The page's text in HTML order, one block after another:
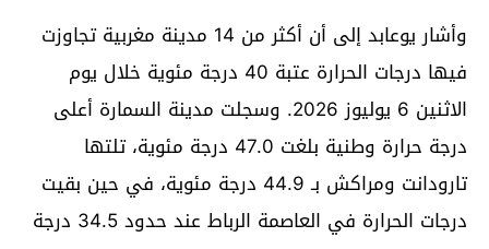
وأشار يوعابد إلى أن أكثر من 14 مدينة مغربية تجاوزت
فيها درجات الحرارة عتبة 40 درجة مئوية خلال يوم
الاثنين 6 يوليوز 2026. وسجلت مدينة السمارة أعلى
درجة حرارة وطنية بلغت 47.0 درجة مئوية، تلتها
تارودانت ومراكش بـ 44.9 درجة مئوية، في حين بقيت
درجات الحرارة في العاصمة الرباط عند حدود 34.5 درجة